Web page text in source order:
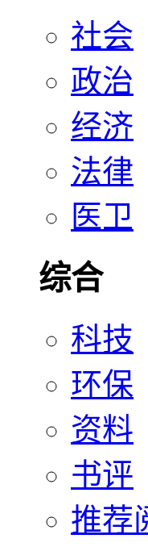
社会
政治
经济
法律
医卫
综合
科技
环保
资料
书评
推荐